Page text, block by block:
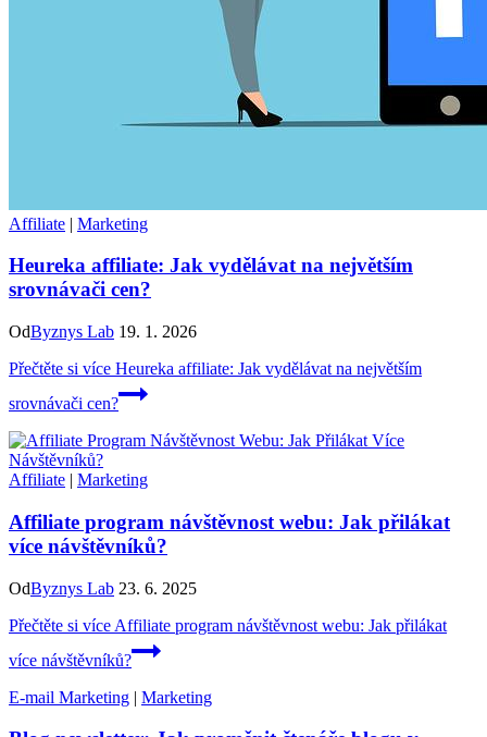
Affiliate | Marketing
Heureka affiliate: Jak vydělávat na největším
srovnávači cen?
OdByznys Lab 19. 1. 2026
Přečtěte si více Heureka affiliate: Jak vydělávat na největším
srovnávači cen?
Affiliate | Marketing
Affiliate program návštěvnost webu: Jak přilákat
více návštěvníků?
OdByznys Lab 23. 6. 2025
Přečtěte si více Affiliate program návštěvnost webu: Jak přilákat
více návštěvníků?
E-mail Marketing | Marketing